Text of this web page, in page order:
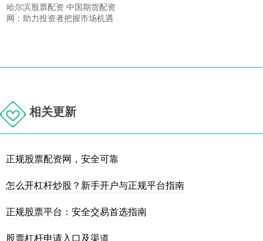
哈尔滨股票配资 中国期货配资
网：助力投资者把握市场机遇
相关更新
正规股票配资网，安全可靠
怎么开杠杆炒股？新手开户与正规平台指南
正规股票平台：安全交易首选指南
股票杠杆申请入口及渠道